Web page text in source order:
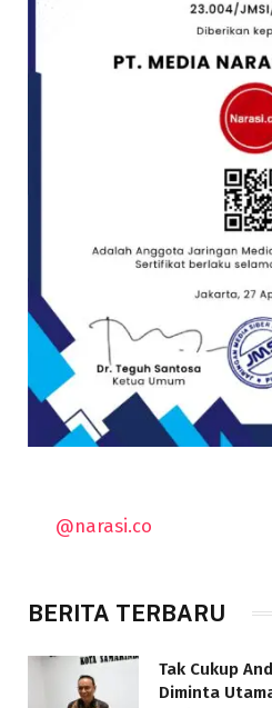
@narasi.co
BERITA TERBARU
Tak Cukup
Diminta